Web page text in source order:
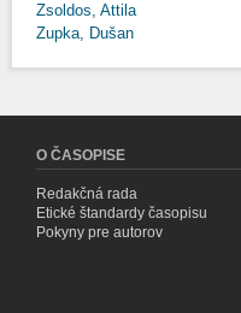
Zsoldos, Attila
Zupka, Dušan
O ČASOPISE
Redakčná rada
Etické štandardy časopisu
Pokyny pre autorov